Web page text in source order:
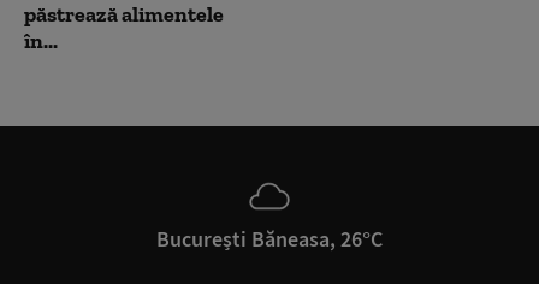
păstrează alimentele
în...
București Băneasa, 26°C